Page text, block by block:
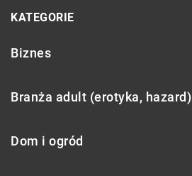
KATEGORIE
Biznes
Branża adult (erotyka, hazard)
Dom i ogród